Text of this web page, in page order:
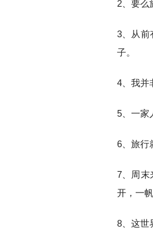
2、要么
3、从前
子。
4、我并
5、一家
6、旅行
7、周末
开，一
8、这世